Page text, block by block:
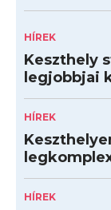
HÍREK
Keszthely
legjobbjai
HÍREK
HÍREK